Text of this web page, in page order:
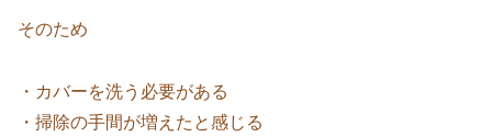
そのため
・カバーを洗う必要がある
・掃除の手間が増えたと感じる